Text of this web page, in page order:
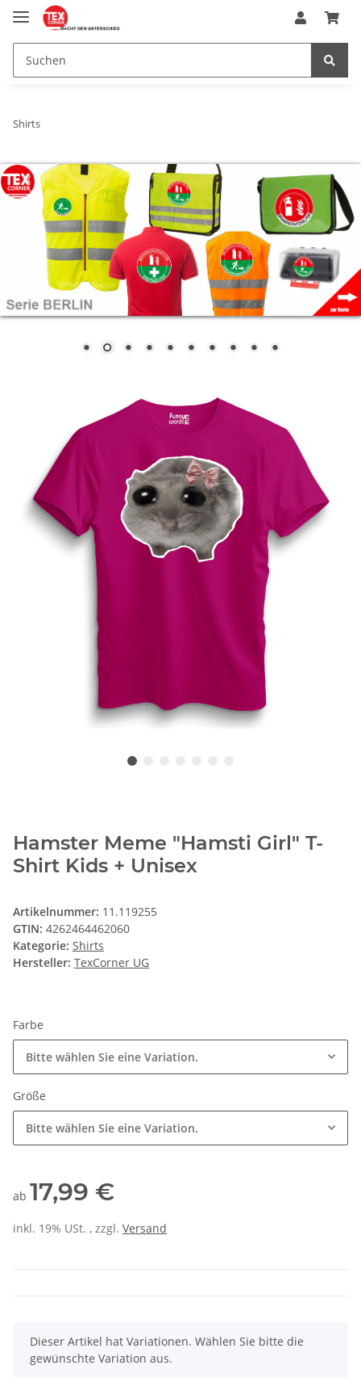
Shirts
Hamster Meme "Hamsti Girl" T-
Shirt Kids + Unisex
Artikelnummer: 11.119255
GTIN: 4262464462060
Kategorie: Shirts
Hersteller: TexCorner UG
Farbe
Bitte wählen Sie eine Variation.
Größe
Bitte wählen Sie eine Variation.
ab 17,99 €
inkl. 19% USt. , zzgl. Versand
x
Dieser Artikel hat Variationen. Wählen Sie bitte die
gewünschte Variation aus.